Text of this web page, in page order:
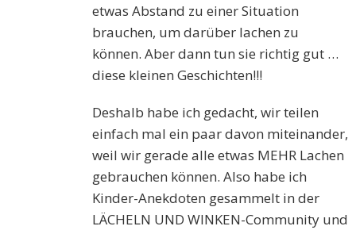
etwas Abstand zu einer Situation
brauchen, um darüber lachen zu
können. Aber dann tun sie richtig gut …
diese kleinen Geschichten!!!
Deshalb habe ich gedacht, wir teilen
einfach mal ein paar davon miteinander,
weil wir gerade alle etwas MEHR Lachen
gebrauchen können. Also habe ich
Kinder-Anekdoten gesammelt in der
LÄCHELN UND WINKEN-Community und